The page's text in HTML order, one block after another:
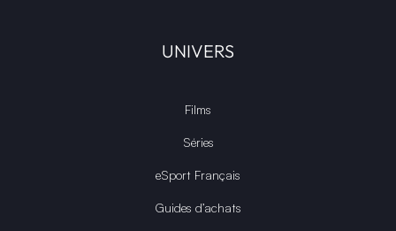
UNIVERS
Films
Séries
eSport Français
Guides d’achats